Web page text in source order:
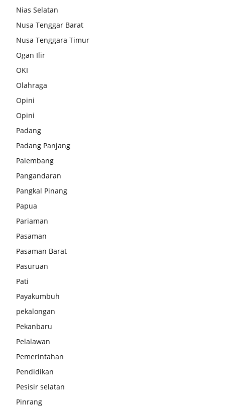
Nias Selatan
Nusa Tenggar Barat
Nusa Tenggara Timur
Ogan Ilir
OKI
Olahraga
Opini
Opini
Padang
Padang Panjang
Palembang
Pangandaran
Pangkal Pinang
Papua
Pariaman
Pasaman
Pasaman Barat
Pasuruan
Pati
Payakumbuh
pekalongan
Pekanbaru
Pelalawan
Pemerintahan
Pendidikan
Pesisir selatan
Pinrang